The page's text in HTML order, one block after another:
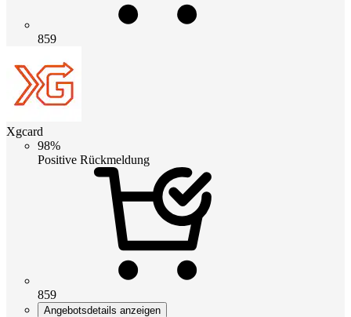
859
Xgcard
98%
Positive Rückmeldung
859
Angebotsdetails anzeigen